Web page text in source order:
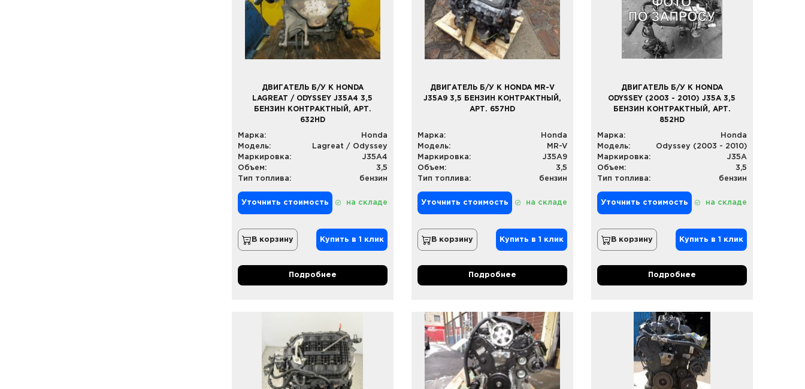
ДВИГАТЕЛЬ Б/У К HONDA
LAGREAT / ODYSSEY J35A4 3,5
БЕНЗИН КОНТРАКТНЫЙ, АРТ.
632HD
Марка:
Honda
Модель:
Lagreat / Odyssey
Маркировка:
J35A4
Объем:
3,5
Тип топлива:
бензин
Уточнить стоимость на складе
В корзину Купить в 1 клик
Подробнее
ДВИГАТЕЛЬ Б/У К HONDA MR-V
J35A9 3,5 БЕНЗИН КОНТРАКТНЫЙ,
АРТ. 657HD
Марка:
Honda
Модель:
MR-V
Маркировка:
J35A9
Объем:
3,5
Тип топлива:
бензин
Уточнить стоимость на складе
В корзину Купить в 1 клик
Подробнее
ДВИГАТЕЛЬ Б/У К HONDA
ODYSSEY (2003 - 2010) J35A 3,5
БЕНЗИН КОНТРАКТНЫЙ, АРТ.
852HD
Марка:
Honda
Модель:
Odyssey (2003 - 2010)
Маркировка:
J35A
Объем:
3,5
Тип топлива:
бензин
Уточнить стоимость на складе
В корзину Купить в 1 клик
Подробнее